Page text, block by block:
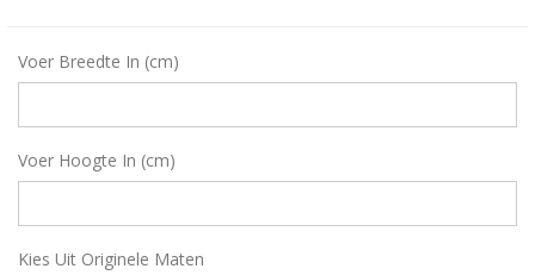
Voer Breedte In (cm)
Voer Hoogte In (cm)
Kies Uit Originele Maten